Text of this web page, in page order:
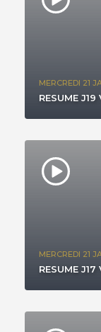
MERCREDI 21
RESUME J19
MERCREDI 21
RESUME J17